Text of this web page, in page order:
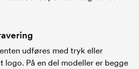
udføres med tryk eller
logo. På en del modeller er begge